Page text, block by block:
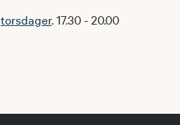
torsdager. 17.30 - 20.00